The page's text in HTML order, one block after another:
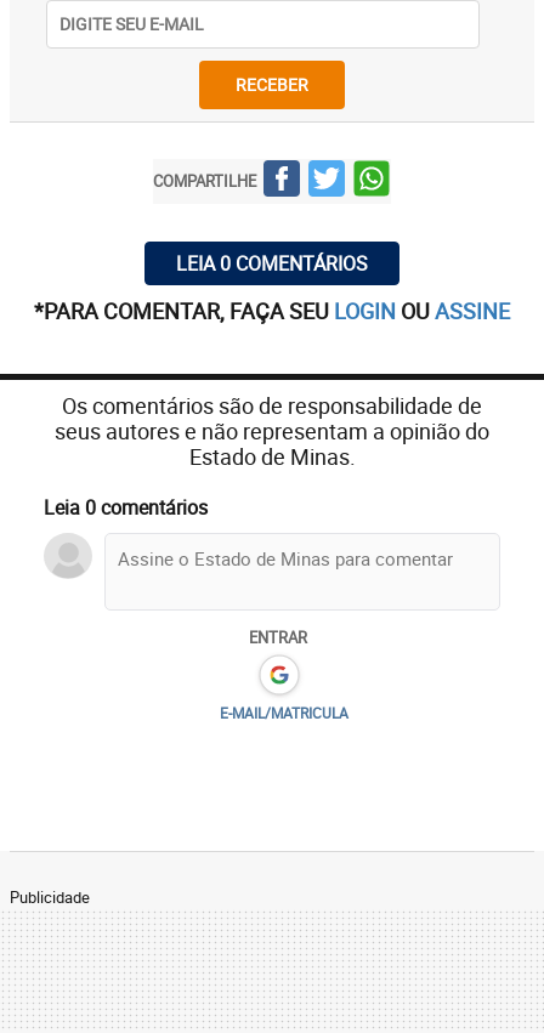
RECEBER
COMPARTILHE
LEIA 0 COMENTÁRIOS
*PARA COMENTAR, FAÇA SEU LOGIN OUASSINE
Os comentários são de responsabilidade de
seus autores e não representam a opinião do
Estado de Minas.
Leia 0 comentários
ENTRAR
E-MAIL/MATRICULA
Publicidade